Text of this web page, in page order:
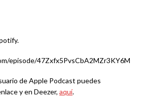
episode/47Zxfx5PvsCbA2MZr3KY6M
de Apple Podcast puedes
y en Deezer, aquí.